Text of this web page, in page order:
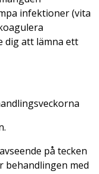
infektioner (vita
dig att lämna ett
på tecken
behandlingen med